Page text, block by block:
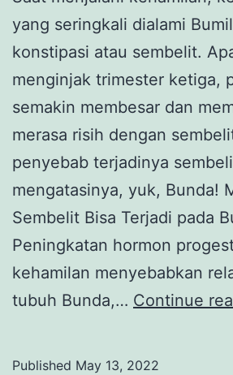
yang seringkali dialami
konstipasi atau sembelit.
menginjak trimester ketiga,
semakin membesar dan
merasa risih dengan
penyebab terjadinya
mengatasinya, yuk, Bunda!
Sembelit Bisa Terjadi pada
Peningkatan hormon
kehamilan menyebabkan
tubuh Bunda,… Continue
Published May 13, 2022